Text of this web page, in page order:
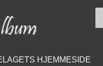
HJEMMESIDE